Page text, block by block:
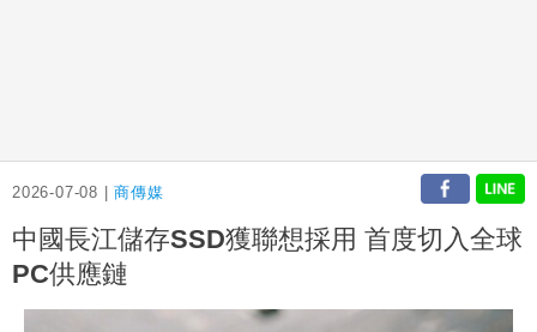
2026-07-08 |商傳媒
中國長江儲存SSD獲聯想採用 首度切入全球
PC供應鏈